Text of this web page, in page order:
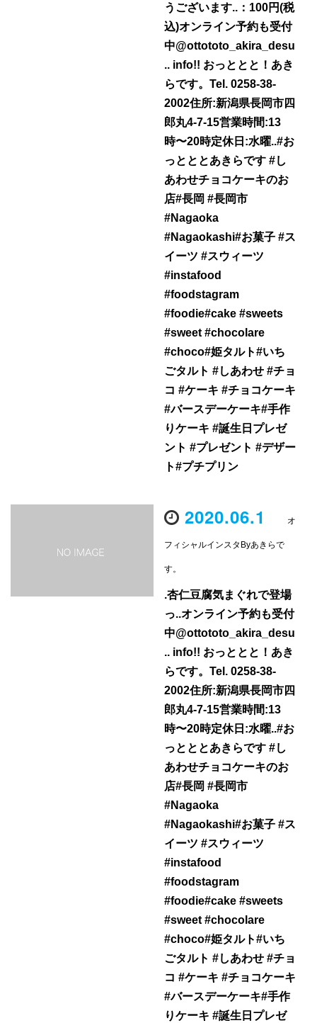
うございます..：100円(税
込)オンライン予約も受付
中@ottototo_akira_desu
.. info!! おっととと！あき
らです。Tel. 0258-38-
2002住所:新潟県長岡市四
郎丸4-7-15営業時間:13
時〜20時定休日:水曜..#お
っとととあきらです #し
あわせチョコケーキのお
店#長岡 #長岡市
#Nagaoka
#Nagaokashi#お菓子 #ス
イーツ #スウィーツ
#instafood
#foodstagram
#foodie#cake #sweets
#sweet #chocolare
#choco#姫タルト#いち
ごタルト #しあわせ #チョ
コ #ケーキ #チョコケーキ
#バースデーケーキ#手作
りケーキ #誕生日プレゼ
ント #プレゼント #デザー
ト#プチプリン
2020.06.1 オ
フィシャルインスタByあきらで
す。
.杏仁豆腐気まぐれで登場
っ️..オンライン予約も受付
中@ottototo_akira_desu
.. info!! おっととと！あき
らです。Tel. 0258-38-
2002住所:新潟県長岡市四
郎丸4-7-15営業時間:13
時〜20時定休日:水曜..#お
っとととあきらです #し
あわせチョコケーキのお
店#長岡 #長岡市
#Nagaoka
#Nagaokashi#お菓子 #ス
イーツ #スウィーツ
#instafood
#foodstagram
#foodie#cake #sweets
#sweet #chocolare
#choco#姫タルト#いち
ごタルト #しあわせ #チョ
コ #ケーキ #チョコケーキ
#バースデーケーキ#手作
りケーキ #誕生日プレゼ